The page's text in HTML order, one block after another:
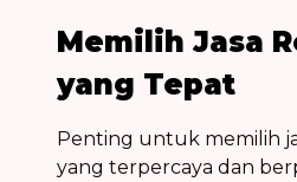
Memilih Jasa
yang Tepat
Penting untuk memilih
yang terpercaya dan